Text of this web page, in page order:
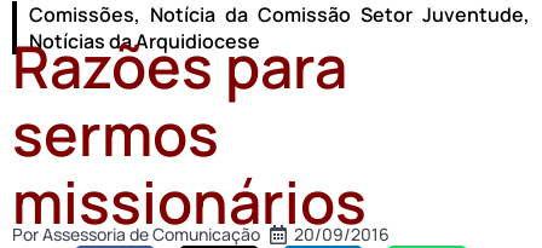
Comissões, Notícia da Comissão Setor Juventude,
Notícias da Arquidiocese
Razões para
sermos
missionários
PorAssessoria de Comunicação 20/09/2016